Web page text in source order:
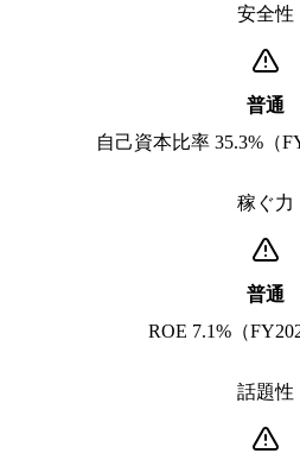
安全性
普通
自己資本比率 35.3%（
稼ぐ力
普通
ROE 7.1%（
話題性